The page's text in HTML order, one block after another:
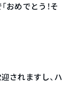
おめでとう！そ
されますし、ハ